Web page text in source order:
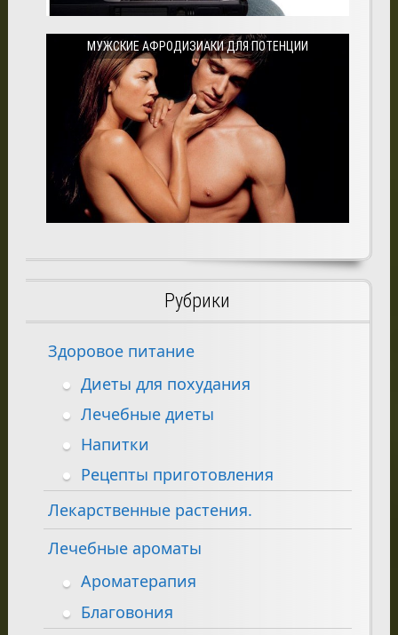
МУЖСКИЕ АФРОДИЗИАКИ ДЛЯ ПОТЕНЦИИ
Рубрики
Здоровое питание
Диеты для похудания
Лечебные диеты
Напитки
Рецепты приготовления
Лекарственные растения.
Лечебные ароматы
Ароматерапия
Благовония